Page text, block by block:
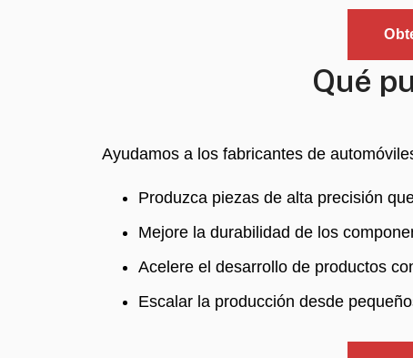
Qué
Ayudamos a los fabricantes de
Produzca piezas de alta precisión
Mejore la durabilidad de los
Acelere el desarrollo de productos
Escalar la producción desde